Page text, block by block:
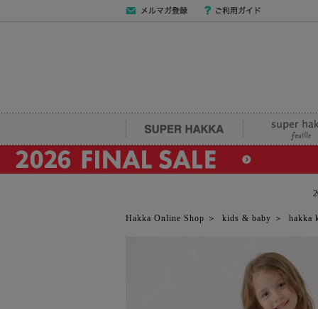
SUPER HAKKA
Hakka Online Shop ＞ kids & baby ＞ hakka